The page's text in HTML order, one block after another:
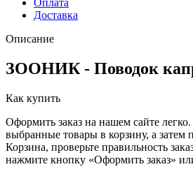
Доставка
Описание
ЗООНИК - Поводок
Как купить
Оформить заказ на нашем сайте
выбранные товары в корзину, а затем
Корзина, проверьте правильность
нажмите кнопку «Оформить заказ»